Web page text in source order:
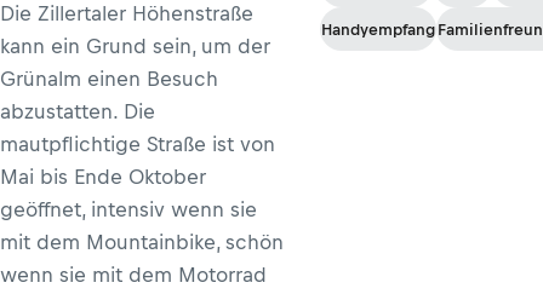
Die Zillertaler Höhenstraße
kann ein Grund sein, um der
Grünalm einen Besuch
abzustatten. Die
mautpflichtige Straße ist von
Mai bis Ende Oktober
geöffnet, intensiv wenn sie
mit dem Mountainbike, schön
wenn sie mit dem Motorrad
Handyempfang